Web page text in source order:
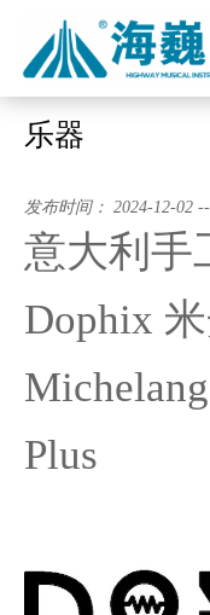
乐器
发布时间： 2024-12-02
意大利手
Dophix
Plus